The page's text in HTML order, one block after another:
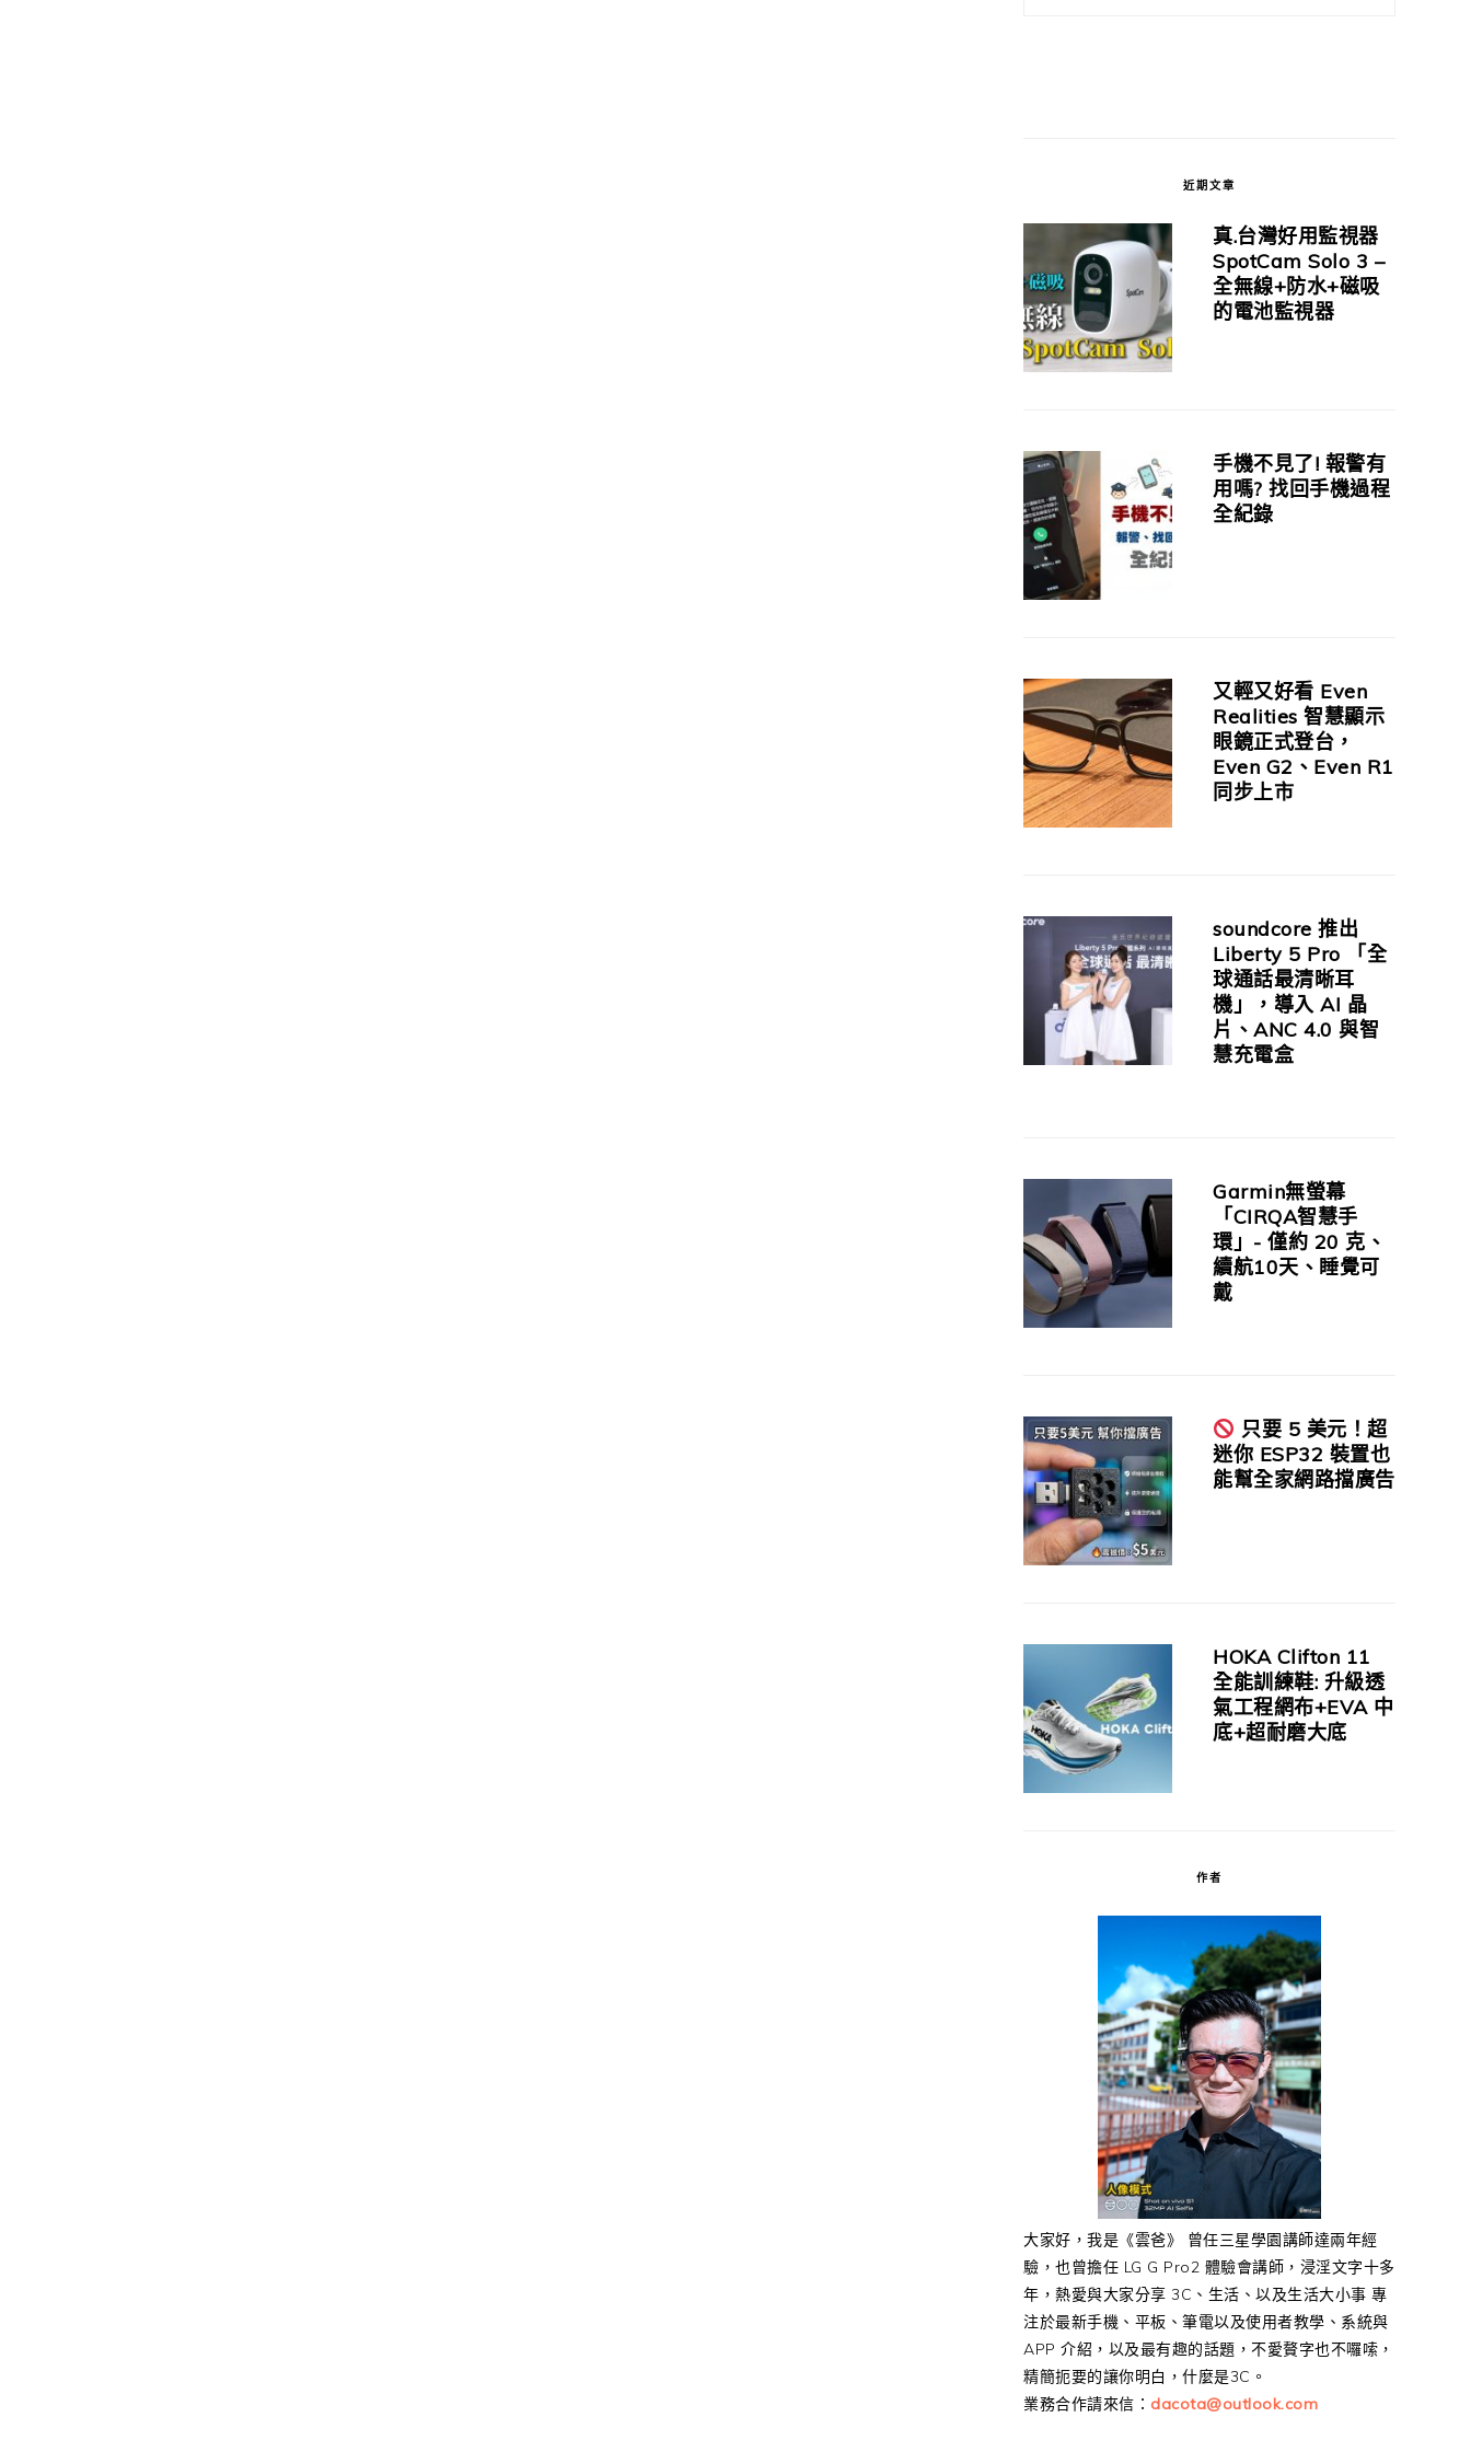
近期文章
真.台灣好用監視器
SpotCam Solo 3 –
全無線+防水+磁吸
的電池監視器
手機不見了! 報警有
用嗎? 找回手機過程
全紀錄
又輕又好看 Even
Realities 智慧顯示
眼鏡正式登台，
Even G2、Even R1
同步上市
soundcore 推出
Liberty 5 Pro 「全
球通話最清晰耳
機」，導入 AI 晶
片、ANC 4.0 與智
慧充電盒
Garmin無螢幕
「CIRQA智慧手
環」- 僅約 20 克、
續航10天、睡覺可
戴
只要 5 美元！超
迷你 ESP32 裝置也
能幫全家網路擋廣告
HOKA Clifton 11
全能訓練鞋: 升級透
氣工程網布+EVA 中
底+超耐磨大底
作者
大家好，我是《雲爸》 曾任三星學園講師達兩年經
驗，也曾擔任 LG G Pro2 體驗會講師，浸淫文字十多
年，熱愛與大家分享 3C、生活、以及生活大小事 專
注於最新手機、平板、筆電以及使用者教學、系統與
APP 介紹，以及最有趣的話題，不愛贅字也不囉嗦，
精簡扼要的讓你明白，什麼是3C。
業務合作請來信： dacota@outlook.com